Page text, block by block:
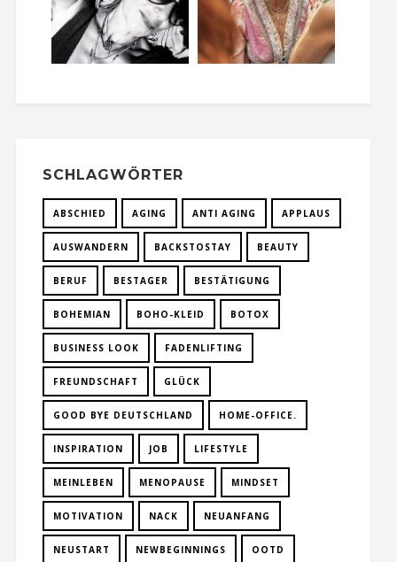
SCHLAGWÖRTER
ABSCHIED AGING ANTI AGING APPLAUS
AUSWANDERN BACKSTOSTAY BEAUTY
BERUF BESTAGER BESTÄTIGUNG
BOHEMIAN BOHO-KLEID BOTOX
BUSINESS LOOK FADENLIFTING
FREUNDSCHAFT GLÜCK
GOOD BYE DEUTSCHLAND HOME-OFFICE.
INSPIRATION JOB LIFESTYLE
MEINLEBEN MENOPAUSE MINDSET
MOTIVATION NACK NEUANFANG
NEUSTART NEWBEGINNINGS OOTD